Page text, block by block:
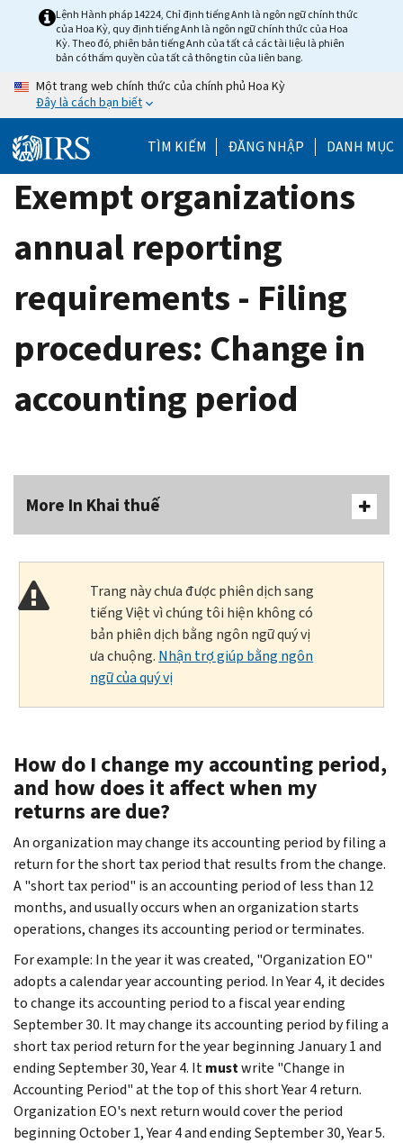
Lệnh Hành pháp 14224, Chỉ định tiếng Anh là ngôn ngữ chính thức
của Hoa Kỳ, quy định tiếng Anh là ngôn ngữ chính thức của Hoa
Kỳ. Theo đó, phiên bản tiếng Anh của tất cả các tài liệu là phiên
bản có thẩm quyền của tất cả thông tin của liên bang.
Một trang web chính thức của chính phủ Hoa Kỳ
Đây là cách bạn biết
TÌM KIẾM ĐĂNG NHẬP DANH MỤC
Exempt organizations
annual reporting
requirements - Filing
procedures: Change in
accounting period
More In Khai thuế
Trang này chưa được phiên dịch sang
tiếng Việt vì chúng tôi hiện không có
bản phiên dịch bằng ngôn ngữ quý vị
ưa chuộng. Nhận trợ giúp bằng ngôn
ngữ của quý vị
How do I change my accounting period,
and how does it affect when my
returns are due?
An organization may change its accounting period by filing a
return for the short tax period that results from the change.
A "short tax period" is an accounting period of less than 12
months, and usually occurs when an organization starts
operations, changes its accounting period or terminates.
For example: In the year it was created, "Organization EO"
adopts a calendar year accounting period. In Year 4, it decides
to change its accounting period to a fiscal year ending
September 30. It may change its accounting period by filing a
short tax period return for the year beginning January 1 and
ending September 30, Year 4. Itmustwrite "Change in
Accounting Period" at the top of this short Year 4 return.
Organization EO's next return would cover the period
beginning October 1, Year 4 and ending September 30, Year 5.